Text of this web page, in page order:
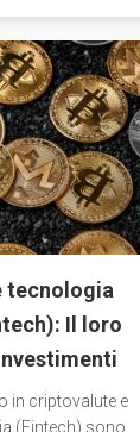
tecnologia
Il loro
in criptovalute e
(Fintech) sono